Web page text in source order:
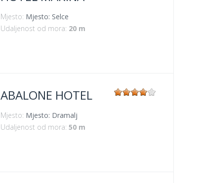
Mjesto: Mjesto: Selce
Udaljenost od mora: 20 m
ABALONE HOTEL
Mjesto: Mjesto: Dramalj
Udaljenost od mora: 50 m